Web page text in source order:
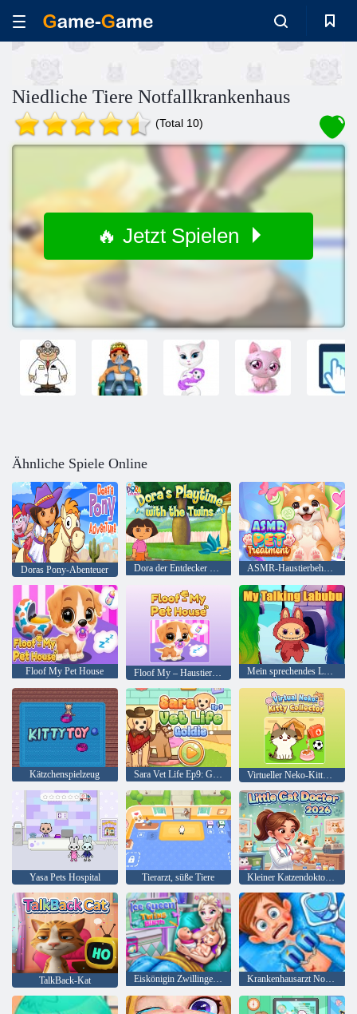
Niedliche Tiere Notfallkrankenhaus
(Total 10)
🔥 Jetzt Spielen
Ähnliche Spiele Online
Doras Pony-Abenteuer Dora der Entdecker Doras Spielzeit mit den Zwillingen ASMR-Haustierbehandlung
Floof My Pet House Floof My – Haustierhaus Mein sprechendes Labubu
Kätzchenspielzeug Sara Vet Life Ep9: Goldie Virtueller Neko-Kitty-Sammler
Yasa Pets Hospital Tierarzt, süße Tiere Kleiner Katzendoktor 2026
TalkBack-Kat Eiskönigin Zwillinge Geburt Krankenhausarzt Notaufnahme